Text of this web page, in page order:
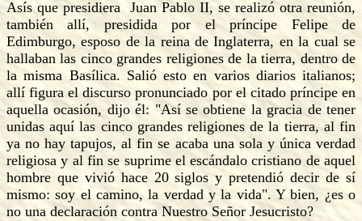
Asís que presidiera Juan Pablo II, se realizó otra reunión,
también allí, presidida por el príncipe Felipe de
Edimburgo, esposo de la reina de Inglaterra, en la cual se
hallaban las cinco grandes religiones de la tierra, dentro de
la misma Basílica. Salió esto en varios diarios italianos;
allí figura el discurso pronunciado por el citado príncipe en
aquella ocasión, dijo él: "Así se obtiene la gracia de tener
unidas aquí las cinco grandes religiones de la tierra, al fin
ya no hay tapujos, al fin se acaba una sola y única verdad
religiosa y al fin se suprime el escándalo cristiano de aquel
hombre que vivió hace 20 siglos y pretendió decir de sí
mismo: soy el camino, la verdad y la vida". Y bien, ¿es o
no una declaración contra Nuestro Señor Jesucristo?